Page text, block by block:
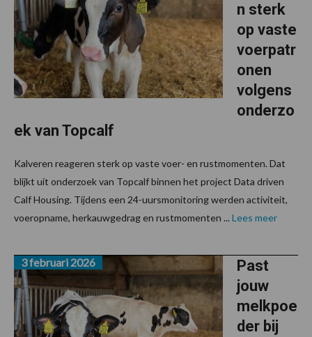
n sterk
op vaste
voerpatr
onen
volgens
onderzo
ek van Topcalf
Kalveren reageren sterk op vaste voer- en rustmomenten. Dat
blijkt uit onderzoek van Topcalf binnen het project Data driven
Calf Housing. Tijdens een 24-uursmonitoring werden activiteit,
voeropname, herkauwgedrag en rustmomenten ... Lees meer
Past
jouw
melkpoe
der bij
3 februari 2026